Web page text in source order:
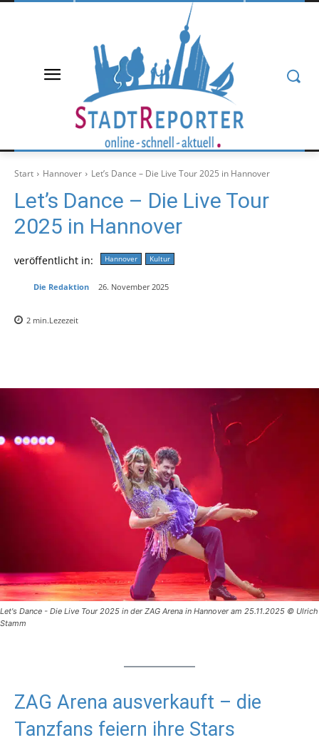
Start Hannover Let’s Dance – Die Live Tour 2025 in Hannover
Let’s Dance – Die Live Tour
2025 in Hannover
veröffentlicht in: Hannover Kultur
Die Redaktion 26. November 2025
2 min.Lezezeit
Let's Dance - Die Live Tour 2025 in der ZAG Arena in Hannover am 25.11.2025 © Ulrich
Stamm
ZAG Arena ausverkauft – die
Tanzfans feiern ihre Stars